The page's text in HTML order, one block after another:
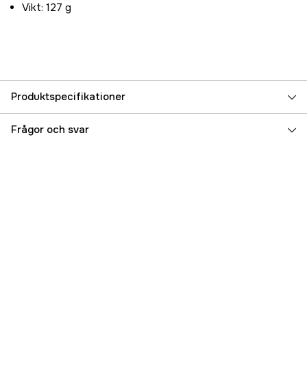
Vikt: 127 g
Produktspecifikationer
Referensnummer 3000009348
Frågor och svar